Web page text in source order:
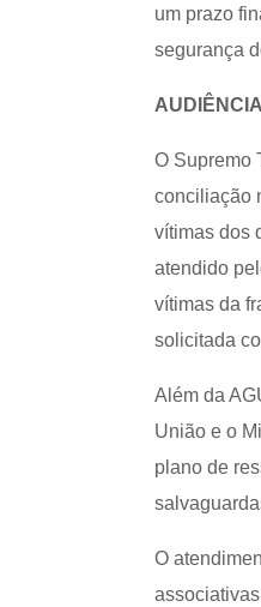
um prazo
segurança
O Supremo
conciliação
vítimas dos
atendido
vítimas da
solicitada
Além da
União e o
plano de
O